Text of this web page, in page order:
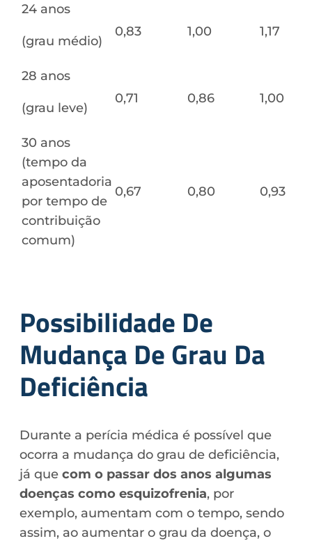
24 anos
(grau médio)
0,83 1,00 1,17
28 anos
(grau leve)
0,71 0,86 1,00
30 anos
(tempo da
aposentadoria
por tempo de
contribuição
comum)
0,67 0,80 0,93
Possibilidade De
Mudança De Grau Da
Deficiência
Durante a perícia médica é possível que
ocorra a mudança do grau de deficiência,
já que com o passar dos anos algumas
doenças como esquizofrenia, por
exemplo, aumentam com o tempo, sendo
assim, ao aumentar o grau da doença, o